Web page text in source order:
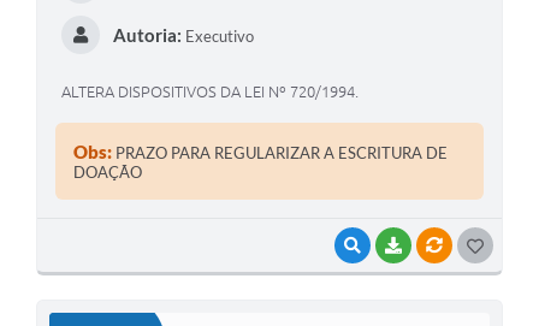
Serviços Online
Transparência
Enquete
VISUALIZAR
BAIXARVÍNCULOS
Autoria: Executivo
ALTERA DISPOSITIVOS DA LEI Nº 720/1994.
Obs: PRAZO PARA REGULARIZAR A ESCRITURA DE
DOAÇÃO